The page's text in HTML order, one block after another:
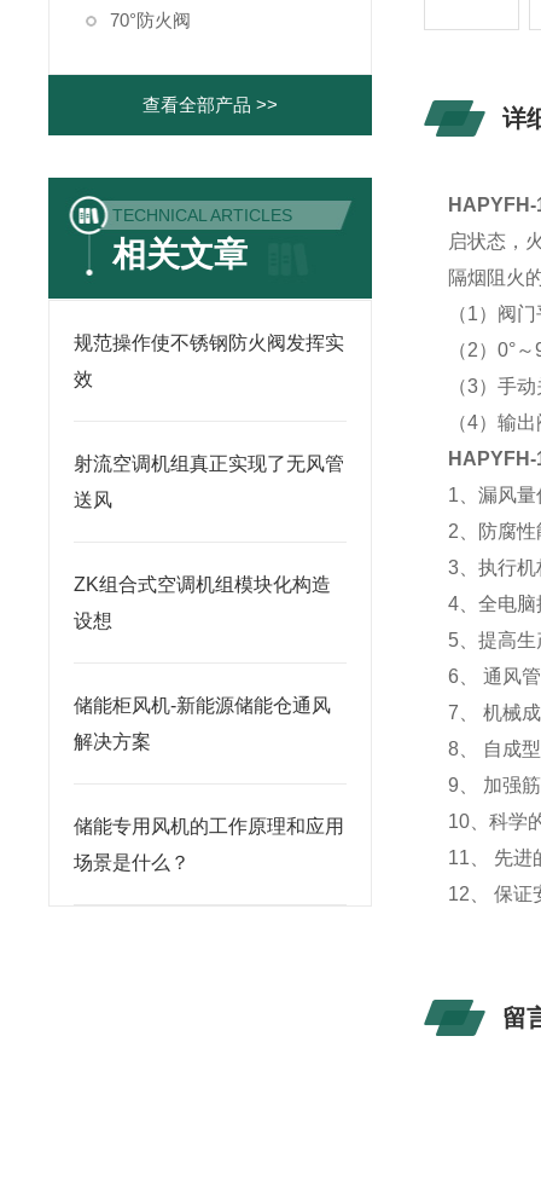
70°防火阀
查看全部产品 >>
TECHNICAL ARTICLES
相关文章
规范操作使不锈钢防火阀发挥实
效
射流空调机组真正实现了无风管
送风
ZK组合式空调机组模块化构造
设想
储能柜风机-新能源储能仓通风
解决方案
储能专用风机的工作原理和应用
场景是什么？
详
启状态，
隔烟阻
（1）阀
（2）0°
（3）
（4）输
1、漏风
2、防腐
3、执行
4、全电
5、提高
6、 通风
7、 机械
8、 自成
9、 加强
10、科学
11、 先进
12、 保证
留